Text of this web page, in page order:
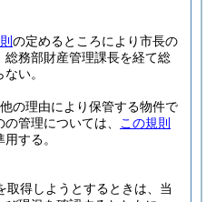
の定めるところにより市長の
務部財産管理課長を経て総
い。
の理由により保管する物件で
管理については、
この規則
する。
取得しようとするときは、当